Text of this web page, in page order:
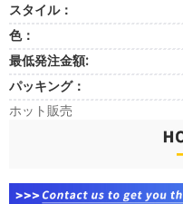
スタイル：
色：
最低発注金額:
パッキング：
ホット販売